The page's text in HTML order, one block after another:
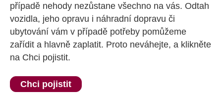
případě nehody nezůstane všechno na vás. Odtah
vozidla, jeho opravu i náhradní dopravu či
ubytování vám v případě potřeby pomůžeme
zařídit a hlavně zaplatit. Proto neváhejte, a klikněte
na Chci pojistit.
Chci pojistit